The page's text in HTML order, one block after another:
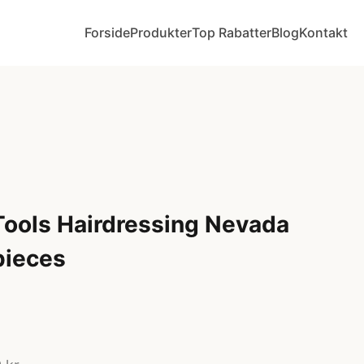
ForsideProdukterTop RabatterBlogKontakt
Hairdressing Nevada